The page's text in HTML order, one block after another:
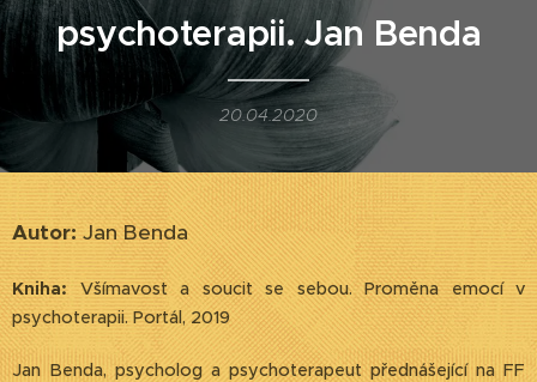
psychoterapii. Jan Benda
20.04.2020
Autor:Jan Benda
Kniha:Všímavost a soucit se sebou. Proměna emocí v
psychoterapii. Portál, 2019
Jan Benda, psycholog a psychoterapeut přednášející na FF